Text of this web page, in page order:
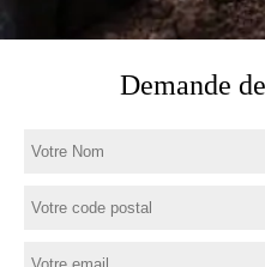
Demande